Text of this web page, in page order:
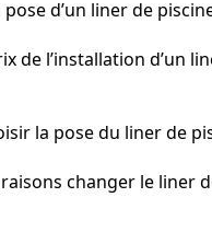
d’un liner de
de l’installation d’un
la pose du liner de
changer le liner